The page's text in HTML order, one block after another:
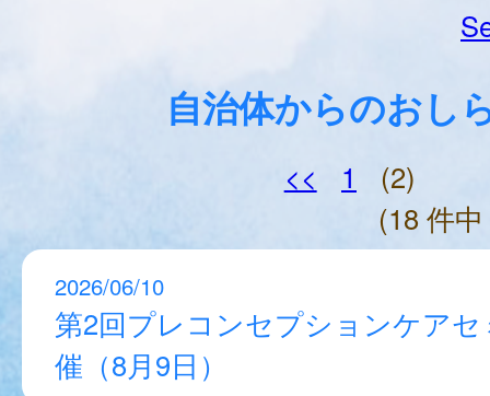
自治体からのおし
<< 1
(2)
(18 件
2026/06/10
第2回プレコンセプションケア
催（8月9日）